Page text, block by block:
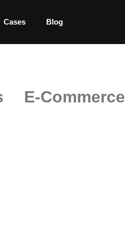
Cases Blog
E-Commerce